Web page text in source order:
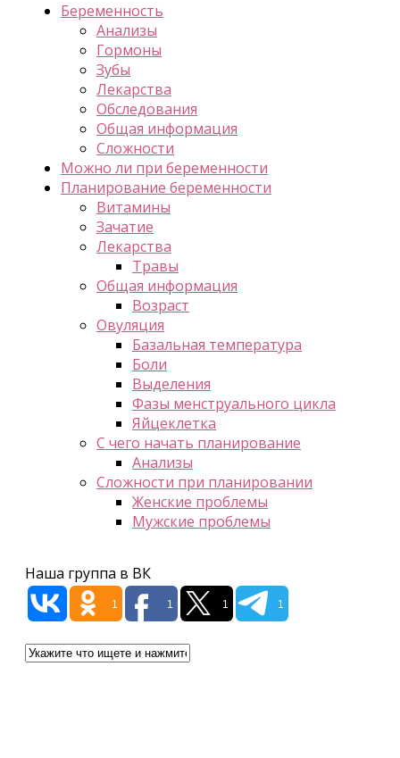
Беременность
Анализы
Гормоны
Зубы
Лекарства
Обследования
Общая информация
Сложности
Можно ли при беременности
Планирование беременности
Витамины
Зачатие
Лекарства
Травы
Общая информация
Возраст
Овуляция
Базальная температура
Боли
Выделения
Фазы менструального цикла
Яйцеклетка
С чего начать планирование
Анализы
Сложности при планировании
Женские проблемы
Мужские проблемы
Наша группа в ВК
1 1 1 1